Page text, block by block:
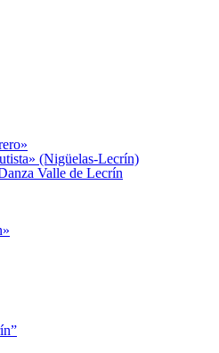
(Nigüelas-Lecrín)
Valle de Lecrín